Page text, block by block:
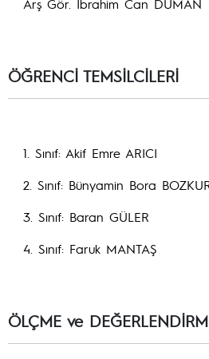
Arş Gör. İbrahim Can DUMAN
ÖĞRENCİ TEMSİLCİLERİ
1. Sınıf: Akif Emre ARICI
2. Sınıf: Bünyamin Bora
3. Sınıf: Baran GÜLER
4. Sınıf: Faruk MANTAŞ
ÖLÇME ve